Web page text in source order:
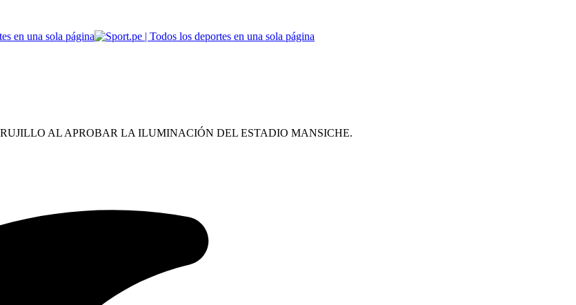
AL APROBAR LA ILUMINACIÓN DEL ESTADIO MANSICHE.